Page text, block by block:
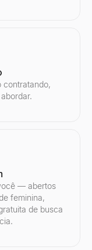
Obtenha
Abridores de
contratando,
— abertos
feminina,
de busca